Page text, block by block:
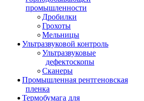
промышленности
Дробилки
Грохоты
Мельницы
Ультразвуковой контроль
Ультразвуковые
дефектоскопы
Сканеры
Промышленная рентгеновская
пленка
Термобумага для